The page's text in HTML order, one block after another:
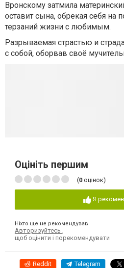
Вронскому затмила
оставит сына, обрекая себя на
терзаний жизни с любимым.
Разрываемая страстью и
с собой, оборвав своё
Оцініть першим
(0 оцінок)
Я
Ніхто ще не рекомендував
Авторизуйтесь
щоб оцінити і порекомендувати
Reddit Telegram